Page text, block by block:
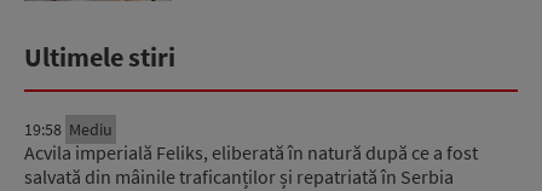
Ultimele stiri
19:58 Mediu
Acvila imperială Feliks, eliberată în natură după ce a fost
salvată din mâinile traficanților și repatriată în Serbia